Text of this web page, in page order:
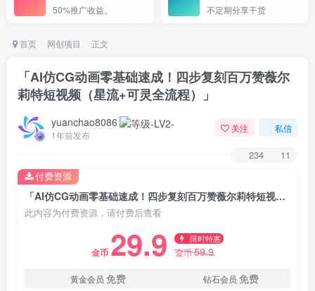
50%推广收益。
不定期分享干货
首页 网创项目 正文
「AI仿CG动画零基础速成！四步复刻百万赞薇尔
莉特短视频（星流+可灵全流程）」​
yuanchao8086
1年前发布
关注 私信
234 11
「AI仿CG动画零基础速成！四步复刻百万赞薇尔莉特短视频（星流+可灵全流程）」​
此内容为付费资源，请付费后查看
金币 29.9 限时特惠
金币59.9
黄金会员 免费 钻石会员 免费
付费资源